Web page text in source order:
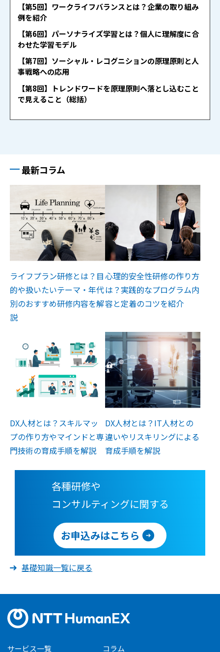
【第5回】ワークライフバランスとは？企業の取り組み
例を紹介
【第6回】パーソナライズ学習とは？個人に理解度に合
わせた学習モデル
【第7回】ソーシャル・レコグニションの原理原則と人
事戦略への応用
【第8回】トレンドワードを原理原則へ落とし込むこと
で見えること（総括）
最新コラム
ライフプラン研修とは？目
的や扱いたいテーマ・年代
別のおすすめ研修内容を解
説
心理的安全性研修の作り方
は？実践的なプログラム内
容と定着のコツを紹介
DX人材とは？スキルマッ
プの作り方やマインドと専
門技術の育成手順を解説
DX人材とは？IT人材との
違いやリスキリングによる
育成手順を解説
各種研修や
コンサルティングに関する
お申込みはこちら
基礎知識一覧に戻る
サービス一覧 コラム